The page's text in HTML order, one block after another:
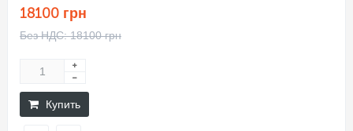
18100 грн
Без НДС: 18100 грн
Купить